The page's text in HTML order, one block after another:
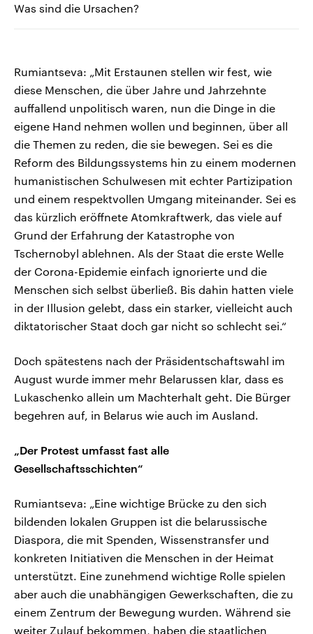
Was sind die Ursachen?
Rumiantseva: „Mit Erstaunen stellen wir fest, wie
diese Menschen, die über Jahre und Jahrzehnte
auffallend unpolitisch waren, nun die Dinge in die
eigene Hand nehmen wollen und beginnen, über all
die Themen zu reden, die sie bewegen. Sei es die
Reform des Bildungssystems hin zu einem modernen
humanistischen Schulwesen mit echter Partizipation
und einem respektvollen Umgang miteinander. Sei es
das kürzlich eröffnete Atomkraftwerk, das viele auf
Grund der Erfahrung der Katastrophe von
Tschernobyl ablehnen. Als der Staat die erste Welle
der Corona-Epidemie einfach ignorierte und die
Menschen sich selbst überließ. Bis dahin hatten viele
in der Illusion gelebt, dass ein starker, vielleicht auch
diktatorischer Staat doch gar nicht so schlecht sei.“
Doch spätestens nach der Präsidentschaftswahl im
August wurde immer mehr Belarussen klar, dass es
Lukaschenko allein um Machterhalt geht. Die Bürger
begehren auf, in Belarus wie auch im Ausland.
„Der Protest umfasst fast alle
Gesellschaftsschichten“
Rumiantseva: „Eine wichtige Brücke zu den sich
bildenden lokalen Gruppen ist die belarussische
Diaspora, die mit Spenden, Wissenstransfer und
konkreten Initiativen die Menschen in der Heimat
unterstützt. Eine zunehmend wichtige Rolle spielen
aber auch die unabhängigen Gewerkschaften, die zu
einem Zentrum der Bewegung wurden. Während sie
weiter Zulauf bekommen, haben die staatlichen